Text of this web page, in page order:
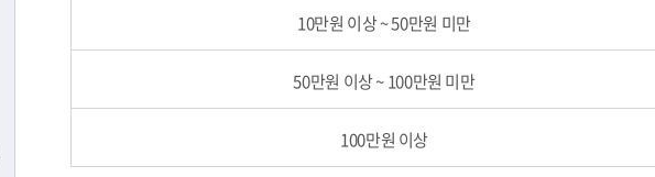
10만원 이상 ~ 50만원 미만
50만원 이상 ~ 100만원 미만
100만원 이상